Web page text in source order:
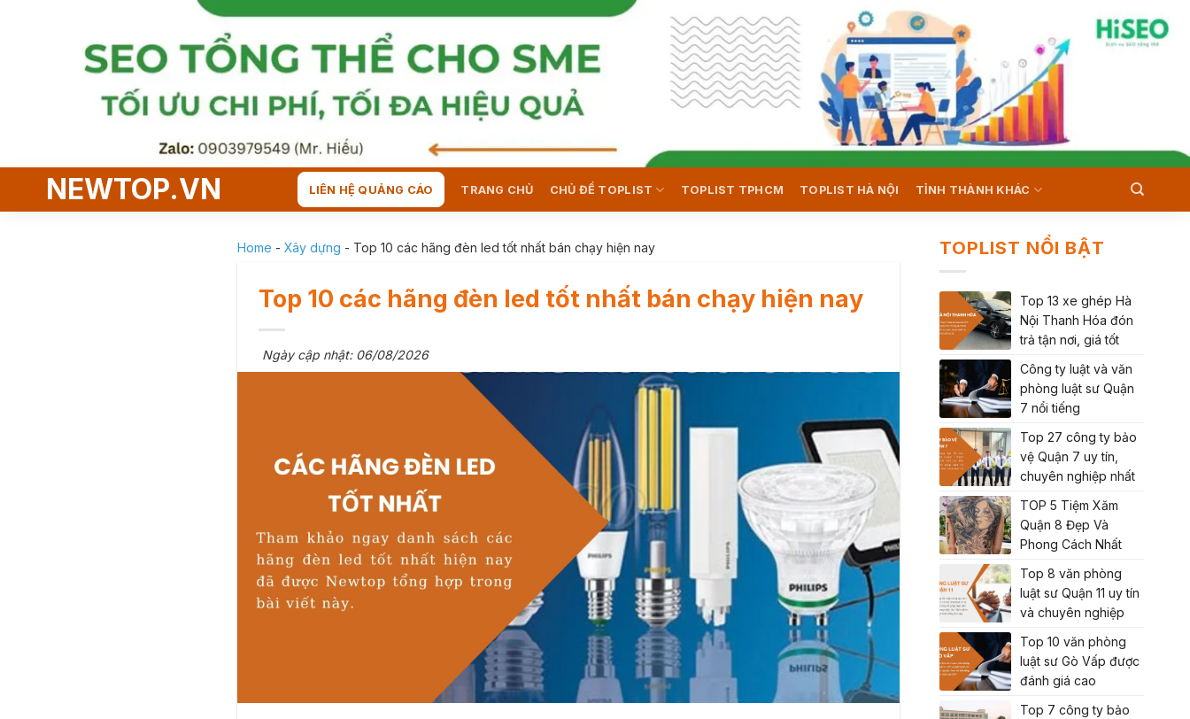
NEWTOP.VN LIÊN HỆ QUẢNG CÁO TRANG CHỦ CHỦ ĐỀ TOPLIST TOPLIST TPHCM TOPLIST HÀ NỘI TỈNH THÀNH KHÁC
Home -Xây dựng - Top 10 các hãng đèn led tốt nhất bán chạy hiện nay
Top 10 các hãng đèn led tốt nhất bán chạy hiện nay
Ngày cập nhật: 06/08/2026
TOPLIST NỔI BẬT
Top 13 xe ghép Hà
Nội Thanh Hóa đón
trả tận nơi, giá tốt
Công ty luật và văn
phòng luật sư Quận
7 nổi tiếng
Top 27 công ty bảo
vệ Quận 7 uy tín,
chuyên nghiệp nhất
TOP 5 Tiệm Xăm
Quận 8 Đẹp Và
Phong Cách Nhất
Top 8 văn phòng
luật sư Quận 11 uy tín
và chuyên nghiệp
Top 10 văn phòng
luật sư Gò Vấp được
đánh giá cao
Top 7 công ty bảo